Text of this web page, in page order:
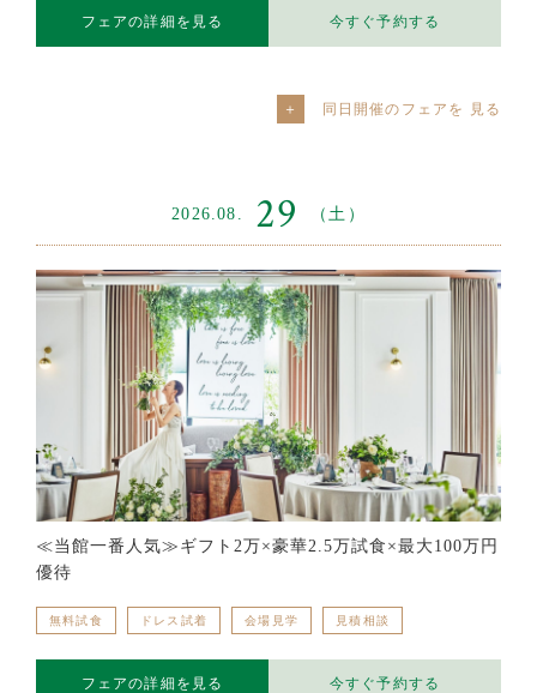
フェアの詳細を見る 今すぐ予約する
同日開催のフェアを
2026.08. 29 （土）
≪当館一番人気≫ギフト2万×豪華2.5万試食×最大100万円
優待
無料試食 ドレス試着 会場見学 見積相談
フェアの詳細を見る 今すぐ予約する